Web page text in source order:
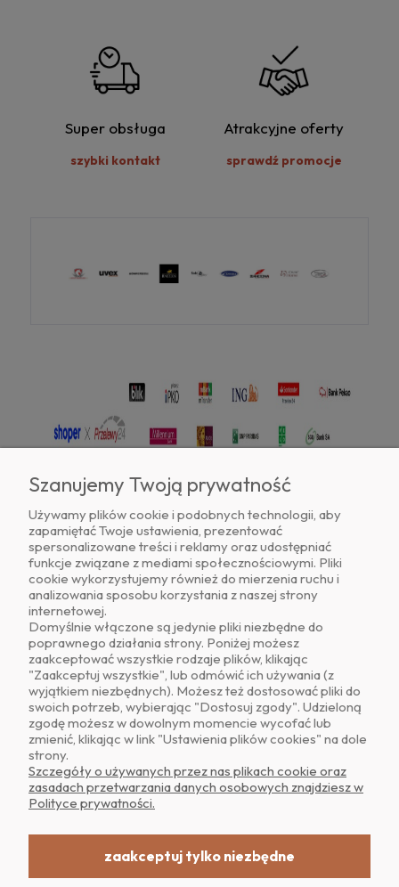
Super obsługa
szybki kontakt
Atrakcyjne oferty
sprawdź promocje
Znajdź nas na
O NAS
OBSŁUGA KLIENTA
POMOC
MOJE KONTO
Szanujemy Twoją prywatność
Używamy plików cookie i podobnych technologii, aby
zapamiętać Twoje ustawienia, prezentować
spersonalizowane treści i reklamy oraz udostępniać
funkcje związane z mediami społecznościowymi. Pliki
cookie wykorzystujemy również do mierzenia ruchu i
analizowania sposobu korzystania z naszej strony
internetowej.
Domyślnie włączone są jedynie pliki niezbędne do
poprawnego działania strony. Poniżej możesz
zaakceptować wszystkie rodzaje plików, klikając
"Zaakceptuj wszystkie", lub odmówić ich używania (z
wyjątkiem niezbędnych). Możesz też dostosować pliki do
swoich potrzeb, wybierając "Dostosuj zgody". Udzieloną
zgodę możesz w dowolnym momencie wycofać lub
zmienić, klikając w link "Ustawienia plików cookies" na dole
strony.
Szczegóły o używanych przez nas plikach cookie oraz
zasadach przetwarzania danych osobowych znajdziesz w
Polityce prywatności.
zaakceptuj tylko niezbędne